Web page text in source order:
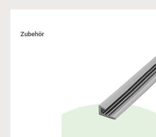
Produktgalerie überspringen
Zubehör